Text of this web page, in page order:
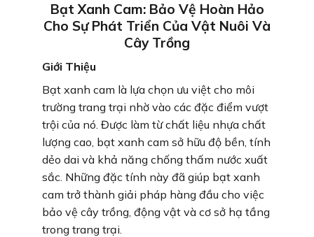
Bạt Xanh Cam: Bảo Vệ Hoàn Hảo
Cho Sự Phát Triển Của Vật Nuôi Và
Cây Trồng
Giới Thiệu
Bạt xanh cam là lựa chọn ưu việt cho môi
trường trang trại nhờ vào các đặc điểm vượt
trội của nó. Được làm từ chất liệu nhựa chất
lượng cao, bạt xanh cam sở hữu độ bền, tính
dẻo dai và khả năng chống thấm nước xuất
sắc. Những đặc tính này đã giúp bạt xanh
cam trở thành giải pháp hàng đầu cho việc
bảo vệ cây trồng, động vật và cơ sở hạ tầng
trong trang trại.